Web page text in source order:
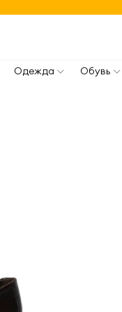
Одежда Обувь